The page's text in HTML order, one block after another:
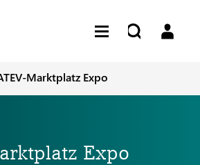
Marktplatz Expo
Expo